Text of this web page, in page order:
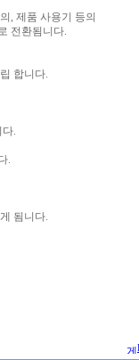
, 제품 사용기 등의
전환됨니다.
합니다.
.
.
됨니다.